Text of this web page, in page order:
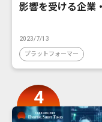
影響を受ける企業
2023/7/13
プラットフォーマー